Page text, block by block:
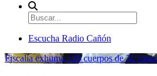
Escucha Radio Cañón
Fiscalía exhuma 126 cuerpos de 32 fosas